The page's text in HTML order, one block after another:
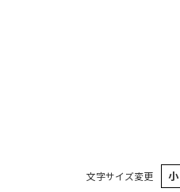
文字サイズ変更